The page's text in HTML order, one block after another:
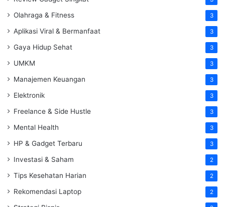
Olahraga & Fitness 3
Aplikasi Viral & Bermanfaat 3
Gaya Hidup Sehat 3
UMKM 3
Manajemen Keuangan 3
Elektronik 3
Freelance & Side Hustle 3
Mental Health 3
HP & Gadget Terbaru 3
Investasi & Saham 2
Tips Kesehatan Harian 2
Rekomendasi Laptop 2